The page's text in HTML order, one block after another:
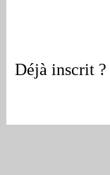
Déjà inscrit ?